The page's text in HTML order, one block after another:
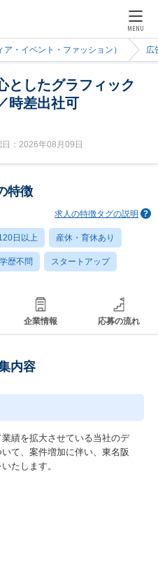
MENU
・イベント・ファッション） 広
としたグラフィック
時差出社可
：2026年08月09日
特徴
求人の特徴タグの説明
日以上 産休・育休あり
学歴不問 スタートアップ
企業情報 応募の流れ
内容
績を拡大させている当社のデ
て、案件増加に伴い、東名阪
たします。